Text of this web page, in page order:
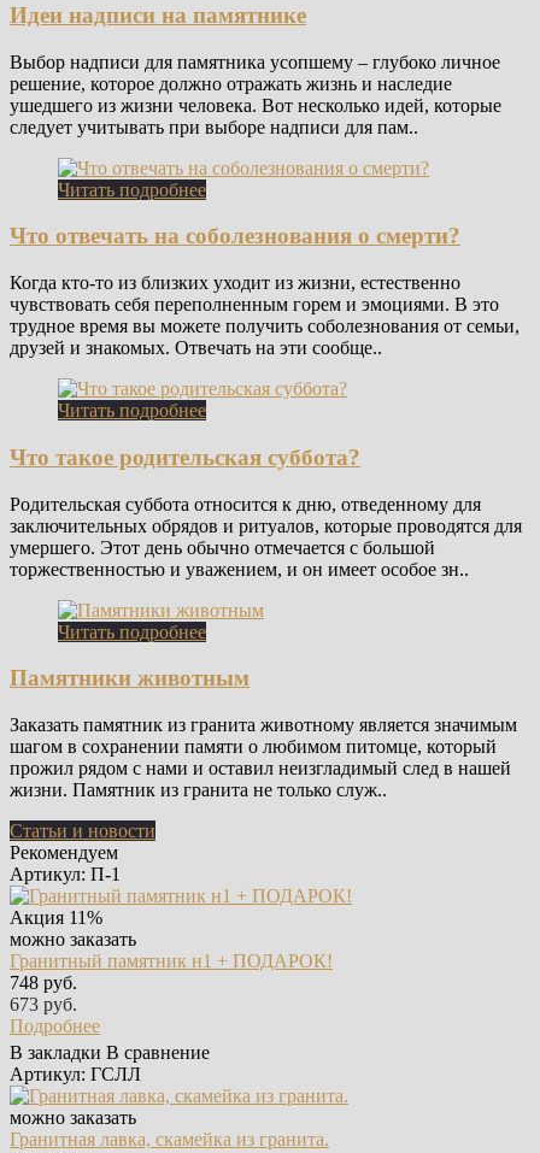
Идеи надписи на памятнике
Выбор надписи для памятника усопшему – глубоко личное
решение, которое должно отражать жизнь и наследие
ушедшего из жизни человека. Вот несколько идей, которые
следует учитывать при выборе надписи для пам..
Читать подробнее
Что отвечать на соболезнования о смерти?
Когда кто-то из близких уходит из жизни, естественно
чувствовать себя переполненным горем и эмоциями. В это
трудное время вы можете получить соболезнования от семьи,
друзей и знакомых. Отвечать на эти сообще..
Читать подробнее
Что такое родительская суббота?
Родительская суббота относится к дню, отведенному для
заключительных обрядов и ритуалов, которые проводятся для
умершего. Этот день обычно отмечается с большой
торжественностью и уважением, и он имеет особое зн..
Читать подробнее
Памятники животным
Заказать памятник из гранита животному является значимым
шагом в сохранении памяти о любимом питомце, который
прожил рядом с нами и оставил неизгладимый след в нашей
жизни. Памятник из гранита не только служ..
Статьи и новости
Рекомендуем
Артикул: П-1
Акция 11%
можно заказать
Гранитный памятник н1 + ПОДАРОК!
748 руб.
673 руб.
Подробнее
В закладки В сравнение
Артикул: ГСЛЛ
можно заказать
Гранитная лавка, скамейка из гранита.